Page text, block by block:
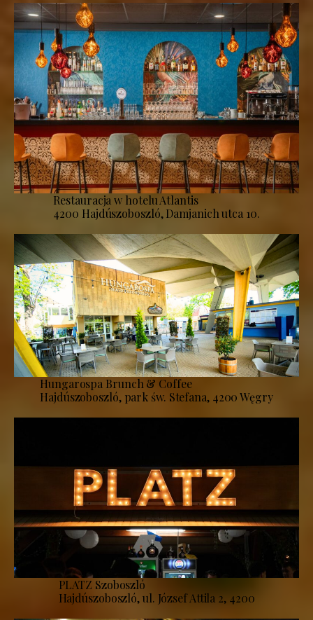
Restauracja w hotelu Atlantis
4200 Hajdúszoboszló, Damjanich utca 10.
Hungarospa Brunch & Coffee
Hajdúszoboszló, park św. Stefana, 4200 Węgry
PLATZ Szoboszló
Hajdúszoboszló, ul. József Attila 2, 4200